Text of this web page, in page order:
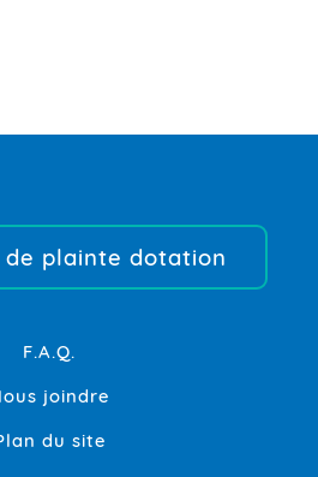
plainte dotation
F.A.Q.
joindre
du site